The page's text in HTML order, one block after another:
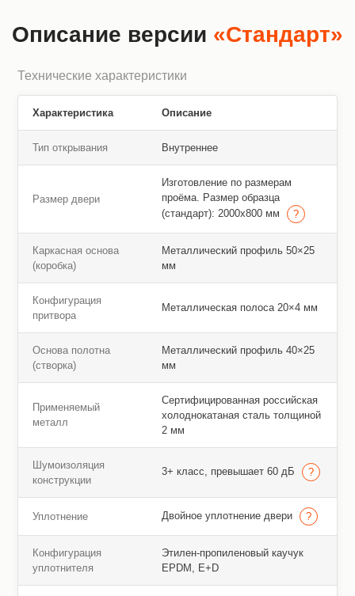
Описание версии «Стандарт»
Технические характеристики
Характеристика Описание
Тип открывания Внутреннее
Размер двери
Изготовление по размерам
проёма. Размер образца
(стандарт): 2000х800 мм
Каркасная основа
(коробка)
Металлический профиль 50×25
мм
Конфигурация
притвора
Металлическая полоса 20×4 мм
Основа полотна
(створка)
Металлический профиль 40×25
мм
Применяемый
металл
Сертифицированная российская
холоднокатаная сталь толщиной
2 мм
Шумоизоляция
конструкции
3+ класс, превышает 60 дБ
Уплотнение Двойное уплотнение двери
Конфигурация
уплотнителя
Этилен-пропиленовый каучук
EPDM, E+D